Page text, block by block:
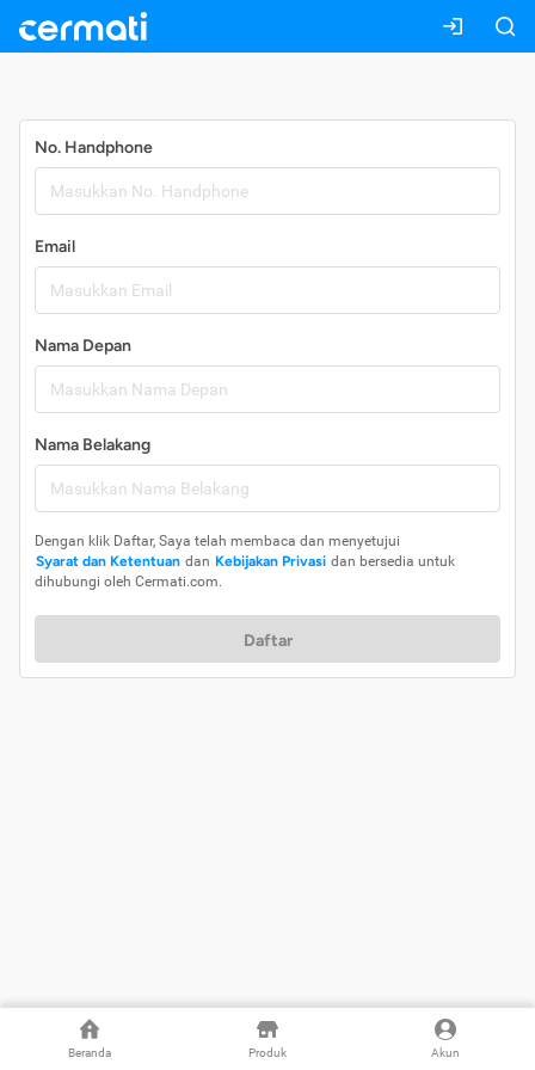
Beranda Produk Akun
No. Handphone
Email
Nama Depan
Nama Belakang
Dengan klik Daftar, Saya telah membaca dan menyetujui
Syarat dan Ketentuan dan Kebijakan Privasi dan bersedia untuk
dihubungi oleh Cermati.com.
Daftar